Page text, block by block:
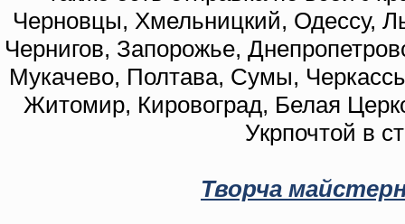
Черновцы, Хмельницкий, Одессу,
Чернигов, Запорожье,
Мукачево, Полтава, Сумы,
Житомир, Кировоград, Белая
Укрпочтой в
Творча